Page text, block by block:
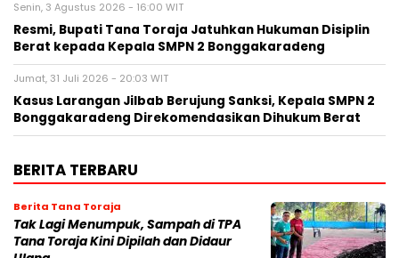
Senin, 3 Agustus 2026 - 16:00 WIT
Resmi, Bupati Tana Toraja Jatuhkan Hukuman Disiplin
Berat kepada Kepala SMPN 2 Bonggakaradeng
Jumat, 31 Juli 2026 - 20:03 WIT
Kasus Larangan Jilbab Berujung Sanksi, Kepala SMPN 2
Bonggakaradeng Direkomendasikan Dihukum Berat
BERITA TERBARU
Berita Tana Toraja
Tak Lagi Menumpuk, Sampah di TPA
Tana Toraja Kini Dipilah dan Didaur